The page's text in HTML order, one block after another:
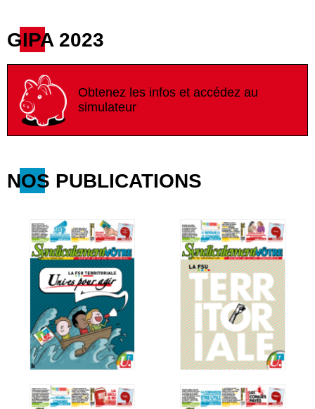
GIPA 2023
Obtenez les infos et accédez au
simulateur
NOS PUBLICATIONS